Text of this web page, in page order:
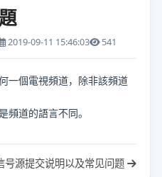
2019-09-11 15:46:03 541
一個電視頻道，除非該頻道
頻道的語言不同。
号源提交说明以及常见问题